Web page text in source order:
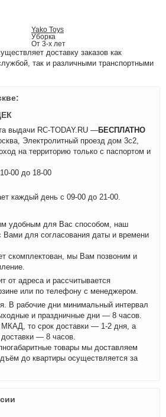
Yako Toys
Уборка
От 3-х лет
доставку заказов как
так и различными транспортными
выдачи RC-TODAY.RU —БЕСПЛАТНО
Электролитный проезд дом 3с2,
на территорию только с паспортом и
00 до 18-00
каждый день с 09-00 до 21-00.
удобным для Вас способом, наш
Вами для согласования даты и времени
скомплектован, мы Вам позвоним и
от адреса и рассчитывается
или по телефону с менеджером.
В рабочие дни минимальный интервал
и праздничные дни — 8 часов.
то срок доставки — 1-2 дня, а
— 8 часов.
товары мы доставляем
до квартиры осуществляется за